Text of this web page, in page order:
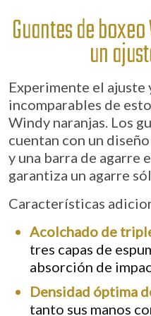
Guantes de
un
Experimente el
incomparables de
Windy naranjas. Los
cuentan con un
y una barra de agarre
garantiza un agarre
Características
Acolchado de
tres capas de
absorción de
Densidad óptima
tanto sus manos